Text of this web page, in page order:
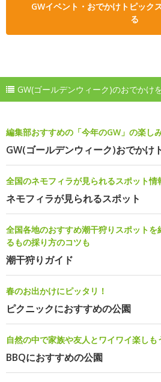
GWイベント・おでかけトピック
る
GW(ゴールデンウィーク)のおでかけ
編集部おすすめの「今年のGW」の楽し
GW(ゴールデンウィーク)おでかけ
全国のネモフィラが見られるスポット情
ネモフィラが見られるスポット
全国各地のおすすめ潮干狩りスポット
るもの採り方のコツも
潮干狩りガイド
春のお出かけにピッタリ！
ピクニックにおすすめの公園
自然の中で家族や友人とワイワイ楽しも
BBQにおすすめの公園